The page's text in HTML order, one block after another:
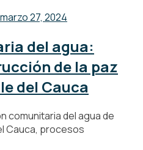
marzo 27, 2024
del agua:
de la paz
del Cauca
comunitaria del agua de
Cauca, procesos